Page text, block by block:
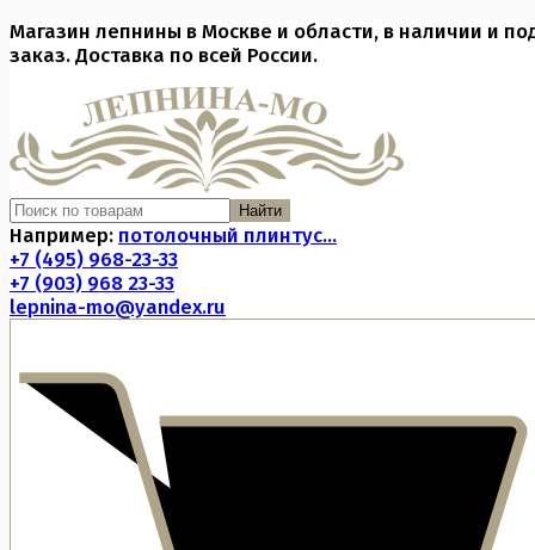
Магазин лепнины в Москве и области, в наличии и
заказ. Доставка по всей России.
Найти
Например: потолочный плинтус...
+7 (495) 968-23-33
+7 (903) 968 23-33
lepnina-mo@yandex.ru